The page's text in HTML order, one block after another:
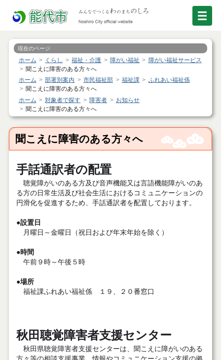
現在のページ
ホーム くらし 福祉・介護 障がい福祉
障がい福祉サービス
聞こえに障害のある方々へ
ホーム
部署別案内 市民福祉部 福祉課
ふれあい福祉係
聞こえに障害のある方々へ
ホーム
対象者で探す 障害者
お知らせ
聞こえに障害のある方々へ
聞こえに障害のある方々へ
手話通訳者の配置
聴覚障がいのある方及び音声機能又は言語機能障がいのあ
る方の日常生活及び社会生活におけるコミュニケーションの
円滑化を促進するため、手話通訳者を配置しております。
●設置日
月曜日～金曜日（祝日および年末年始を除く）
●時間
午前９時～午後５時
●場所
福祉課ふれあい福祉係 １９、２０番窓口
秋田聴覚障害者支援センター
秋田県聴覚障害者支援センターは、聞こえに障がいのある